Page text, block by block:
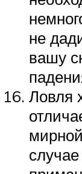
не
вашу
Ловля